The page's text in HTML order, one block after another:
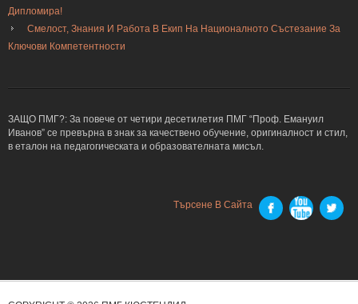
Дипломира!
Смелост, Знания И Работа В Екип На Националното Състезание За
Ключови Компетентности
ЗАЩО ПМГ?: За повече от четири десетилетия ПМГ “Проф. Емануил
Иванов” се превърна в знак за качествено обучение, оригиналност и стил,
в еталон на педагогическата и образователната мисъл.
Търсене В Сайта